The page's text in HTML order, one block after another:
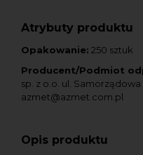
Atrybuty produktu
Opakowanie: 250 sztuk
Producent/Podmiot
sp. z o.o. ul. Samorządowa
azmet@azmet.com.pl
Opis produktu